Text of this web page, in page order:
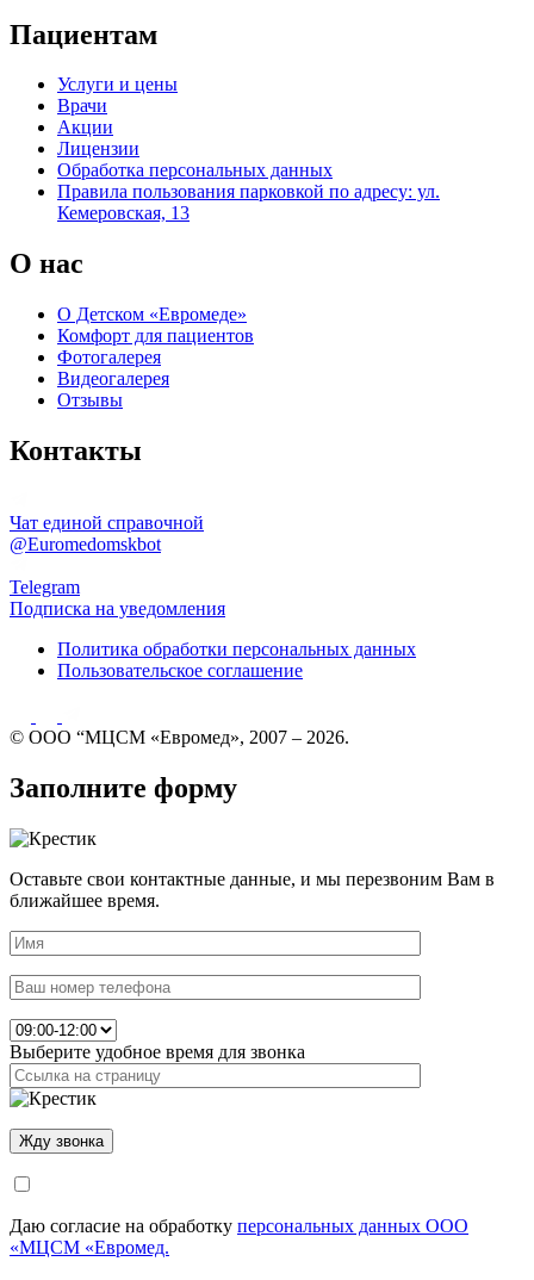
Пациентам
Услуги и цены
Врачи
Акции
Лицензии
Обработка персональных данных
Правила пользования парковкой по адресу: ул.
Кемеровская, 13
О нас
О Детском «Евромеде»
Комфорт для пациентов
Фотогалерея
Видеогалерея
Отзывы
Контакты
Чат единой справочной
@Euromedomskbot
Telegram
Подписка на уведомления
Политика обработки персональных данных
Пользовательское соглашение
© ООО “МЦСМ «Евромед», 2007 – 2026.
Заполните форму
Оставьте свои контактные данные, и мы перезвоним Вам в
ближайшее время.
Выберите удобное время для звонка
Даю согласие на обработку персональных данных ООО
«МЦСМ «Евромед.